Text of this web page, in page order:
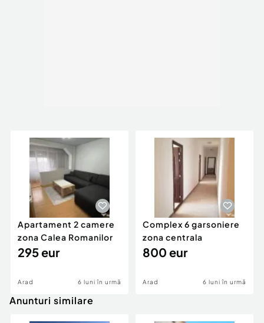
Apartament 2 camere
zona Calea Romanilor
295 eur
Arad 6 luni în urmă
Complex 6 garsoniere
zona centrala
800 eur
Arad 6 luni în urmă
Anunturi similare